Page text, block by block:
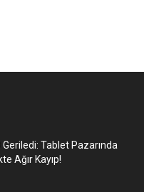
Tablet Pazarında
Ağır Kayıp!